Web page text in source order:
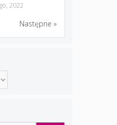
2022
Następne »